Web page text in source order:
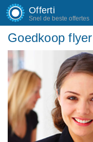
Offerti
Snel de beste offertes
Goedkoop